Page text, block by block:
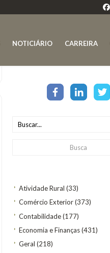
NOTICIÁRIO CARREIRA
Atividade Rural (33)
Comércio Exterior(373)
Contabilidade(177)
Economia e Finanças(431)
Geral (218)